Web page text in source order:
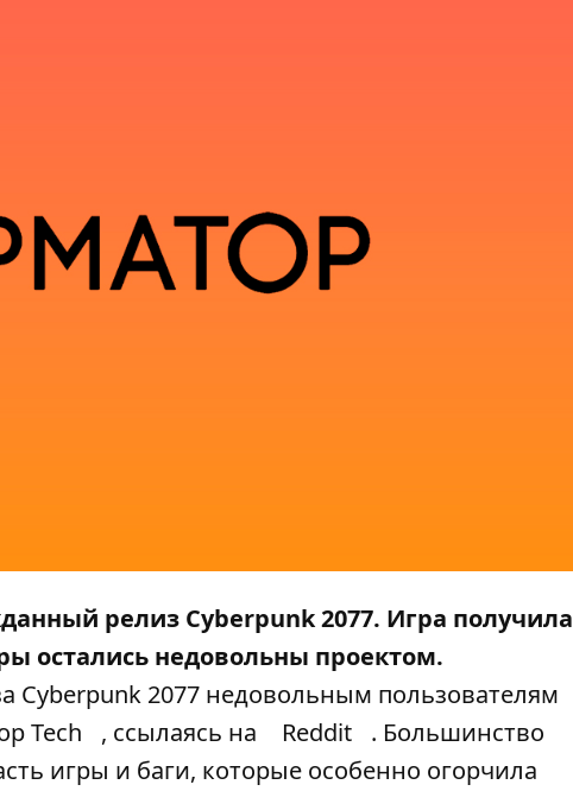
релиз Cyberpunk 2077. Игра получила
остались недовольны проектом.
Cyberpunk 2077 недовольным пользователям
Tech , ссылаясь на Reddit
. Большинство
игры и баги, которые особенно огорчила